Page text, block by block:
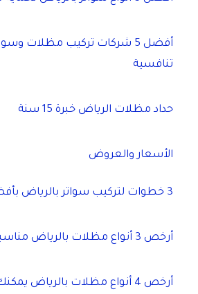
أفضل 5 شركات تركيب مظلات
تنافسية
حداد مظلات الرياض خبرة 15 سنة
الأسعار والعروض
3 خطوات لتركيب سواتر بالرياض بأفضل الأسعار
أرخص 3 أنواع مظلات بالرياض مناسبة لكل الميزانيات
أرخص 4 أنواع مظلات بالرياض